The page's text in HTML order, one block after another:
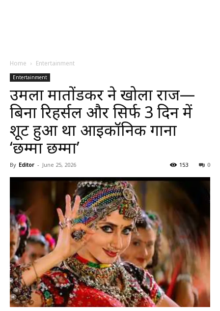
Home Entertainment
Entertainment
उर्मिला मातोंडकर ने खोला राज—
बिना रिहर्सल और सिर्फ 3 दिन में
शूट हुआ था आइकॉनिक गाना
‘छम्मा छम्मा’
By Editor - June 25, 2026 0
153